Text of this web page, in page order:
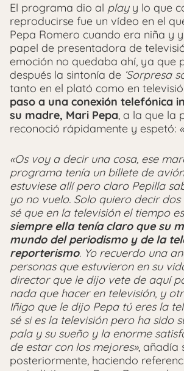
El programa dio al playy lo que
reproducirse fue un vídeo en el
Pepa Romero cuando era niña y
papel de presentadora de
emoción no quedaba ahí, ya que
después la sintonía de ‘Sorpresa
tanto en el plató como en
paso a una conexión telefónica
su madre, Mari Pepa, a la que la
reconoció rápidamente y espetó:
«Os voy a decir una cosa, ese
programa tenía un billete de
estuviese allí pero claro Pepilla
yo no vuelo. Solo quiero decir
sé que en la televisión el tiempo
siempre ella tenía claro que su
mundo del periodismo y de la
reporterismo. Yo recuerdo una
personas que estuvieron en su
director que le dijo vete de aquí
nada que hacer en televisión, y
Iñigo que le dijo Pepa tú eres la
sé si es la televisión pero ha sido
pala y su sueño y la enorme
de estar con los mejores», añadía
posteriormente, haciendo